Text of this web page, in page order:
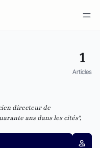
1
Articles
directeur de
ans dans les cités",